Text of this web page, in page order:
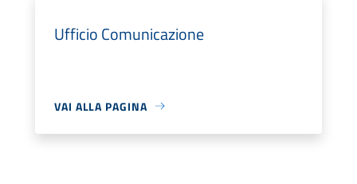
Ufficio Comunicazione
VAI ALLA PAGINA